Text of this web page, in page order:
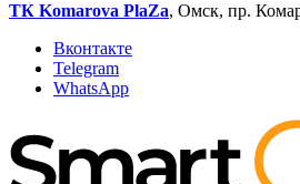
ТК Komarova PlaZa, Омск, пр.
Вконтакте
Telegram
WhatsApp